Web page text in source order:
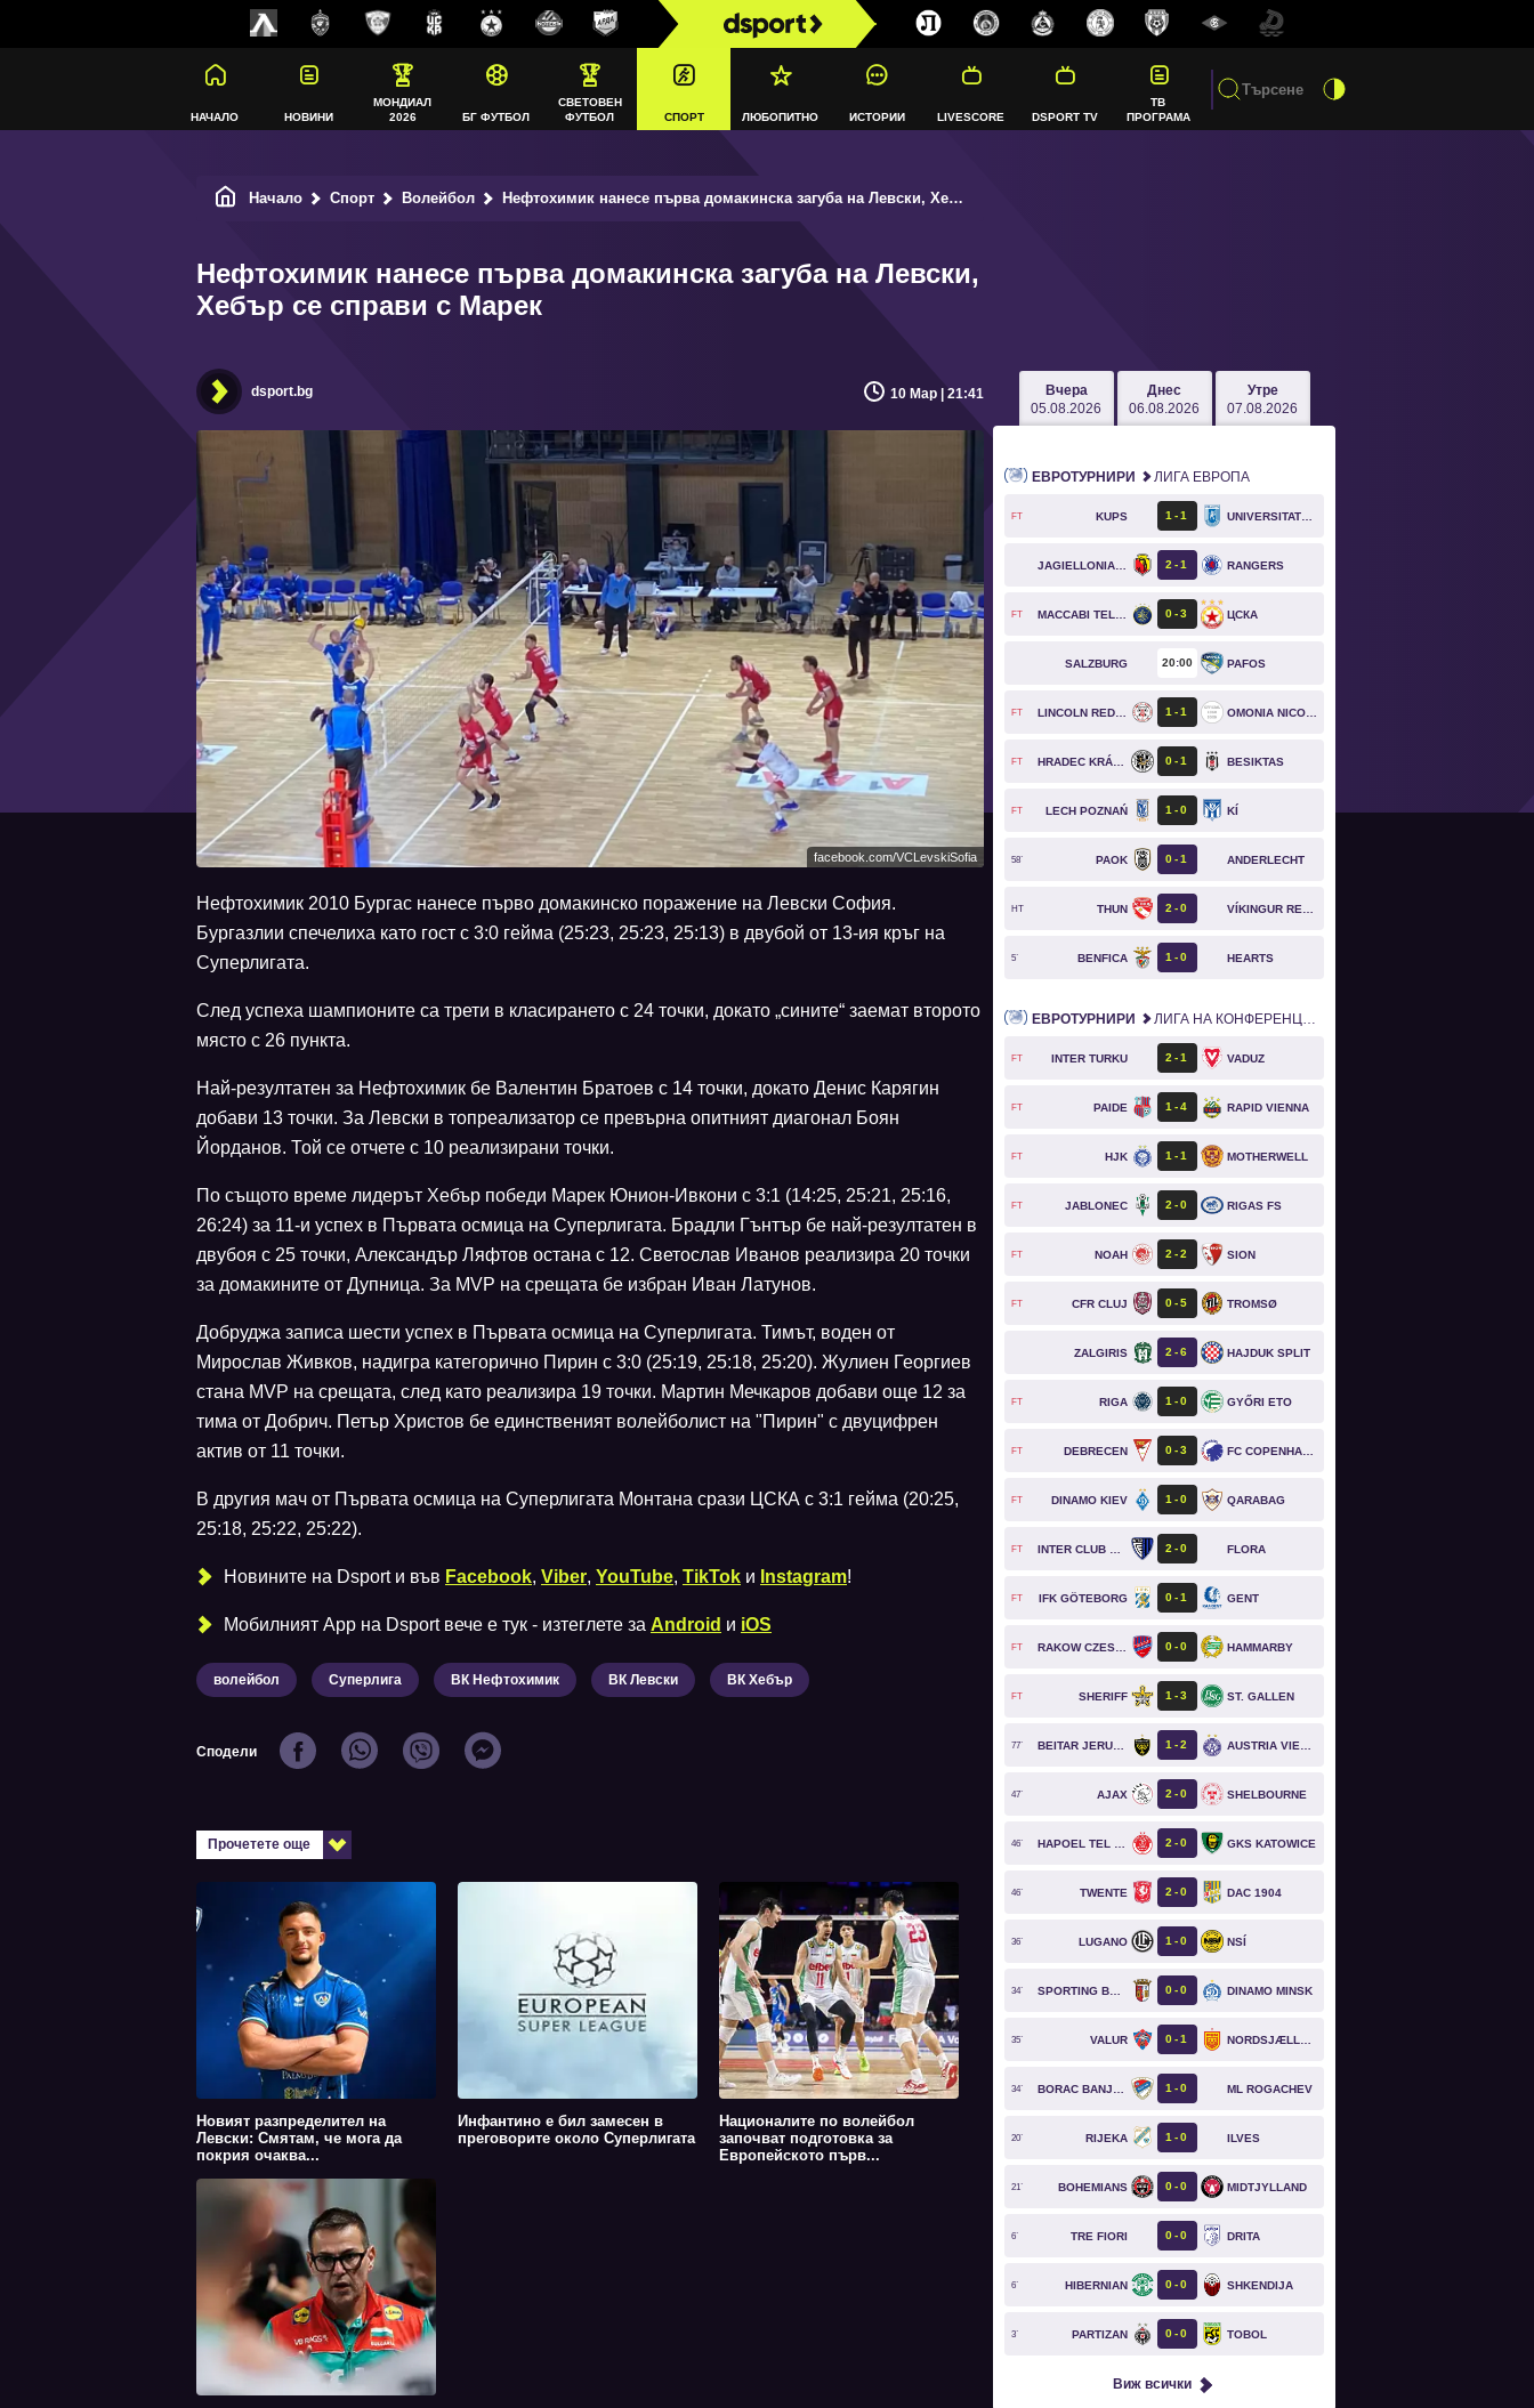
НАЧАЛО НОВИНИ
МОНДИАЛ
2026
БГ ФУТБОЛ
СВЕТОВЕН
ФУТБОЛ
СПОРТ ЛЮБОПИТНО ИСТОРИИ LIVESCORE DSPORT TV
ТВ
ПРОГРАМА
Начало Спорт Волейбол Нефтохимик нанесе първа домакинска загуба на Левски, Хебър се справи с Марек
Нефтохимик нанесе първа домакинска загуба на Левски,
Хебър се справи с Марек
dsport.bg 10 Мар | 21:41
facebook.com/VCLevskiSofia
Нефтохимик 2010 Бургас нанесе първо домакинско поражение на Левски София.
Бургазлии спечелиха като гост с 3:0 гейма (25:23, 25:23, 25:13) в двубой от 13-ия кръг на
Суперлигата.
След успеха шампионите са трети в класирането с 24 точки, докато „сините“ заемат второто
място с 26 пункта.
Най-резултатен за Нефтохимик бе Валентин Братоев с 14 точки, докато Денис Карягин
добави 13 точки. За Левски в топреализатор се превърна опитният диагонал Боян
Йорданов. Той се отчете с 10 реализирани точки.
По същото време лидерът Хебър победи Марек Юнион-Ивкони с 3:1 (14:25, 25:21, 25:16,
26:24) за 11-и успех в Първата осмица на Суперлигата. Брадли Гънтър бе най-резултатен в
двубоя с 25 точки, Александър Ляфтов остана с 12. Светослав Иванов реализира 20 точки
за домакините от Дупница. За MVP на срещата бе избран Иван Латунов.
Добруджа записа шести успех в Първата осмица на Суперлигата. Тимът, воден от
Мирослав Живков, надигра категорично Пирин с 3:0 (25:19, 25:18, 25:20). Жулиен Георгиев
стана MVP на срещата, след като реализира 19 точки. Мартин Мечкаров добави още 12 за
тима от Добрич. Петър Христов бе единственият волейболист на "Пирин" с двуцифрен
актив от 11 точки.
В другия мач от Първата осмица на Суперлигата Монтана срази ЦСКА с 3:1 гейма (20:25,
25:18, 25:22, 25:22).
Новините на Dsport и във Facebook, Viber, YouTube, TikTok и Instagram!
Мобилният Аpp на Dsport вече е тук - изтеглете за Android и iOS
волейбол Суперлига ВК Нефтохимик ВК Левски ВК Хебър
Сподели
Прочетете още
Новият разпределител на
Левски: Смятам, че мога да
покрия очаква...
Инфантино е бил замесен в
преговорите около Суперлигата
Националите по волейбол
започват подготовка за
Европейското първ...
Вчера
05.08.2026
Днес
06.08.2026
Утре
07.08.2026
ЕВРОТУРНИРИ ЛИГА ЕВРОПА
FT KUPS 1 1
2 1 RANGERS
FT 0 3 ЦСКА
SALZBURG 20 00 PAFOS
FT 1 1
FT 0 1 BESIKTAS
FT LECH POZNAŃ 1 0 KÍ
58` PAOK 0 1 ANDERLECHT
HT THUN 2 0
5` BENFICA 1 0 HEARTS
ЕВРОТУРНИРИ ЛИГА НА КОНФЕРЕНЦИИТЕ
FT INTER TURKU 2 1 VADUZ
FT PAIDE 1 4 RAPID VIENNA
FT HJK 1 1 MOTHERWELL
FT JABLONEC 2 0 RIGAS FS
FT NOAH 2 2 SION
FT CFR CLUJ 0 5 TROMSØ
ZALGIRIS 2 6 HAJDUK SPLIT
FT RIGA 1 0 GYŐRI ETO
FT DEBRECEN 0 3
FT DINAMO KIEV 1 0 QARABAG
FT 2 0 FLORA
FT IFK GÖTEBORG 0 1 GENT
FT 0 0 HAMMARBY
FT SHERIFF 1 3 ST. GALLEN
77` 1 2
47` AJAX 2 0 SHELBOURNE
46` 2 0 GKS KATOWICE
46` TWENTE 2 0 DAC 1904
36` LUGANO 1 0 NSÍ
34` 0 0 DINAMO MINSK
35` VALUR 0 1
34` 1 0 ML ROGACHEV
20` RIJEKA 1 0 ILVES
21` BOHEMIANS 0 0 MIDTJYLLAND
6` TRE FIORI 0 0 DRITA
6` HIBERNIAN 0 0 SHKENDIJA
3` PARTIZAN 0 0 TOBOL
Виж всички